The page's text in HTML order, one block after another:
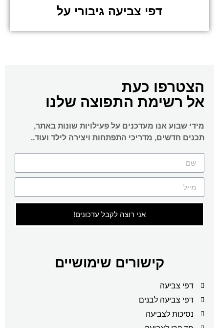
דפי צביעה גיבורי על
הצטרפו כעת
אל רשימת התפוצה שלנו
מידי שבוע אנו מעדכנים על פעילויות שונות באתר,
תכנים חדשים, מדריכי התפתחות ויצירה לילד ועוד..
אני רוצה לקבל עדכונים!
קישורים שימושיים
דפי צביעה
דפי צביעה לבנים
נסיכות לצביעה